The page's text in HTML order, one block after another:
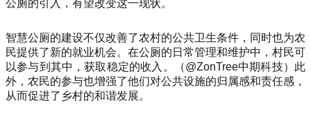
公厕的引入，有望改变这一现状。
智慧公厕的建设不仅改善了农村的公共卫生条件，同时也为农
民提供了新的就业机会。在公厕的日常管理和维护中，村民可
以参与到其中，获取稳定的收入。（@ZonTree中期科技）此
外，农民的参与也增强了他们对公共设施的归属感和责任感，
从而促进了乡村的和谐发展。